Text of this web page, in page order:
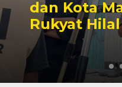
dan Kota
Rukyat Hilal